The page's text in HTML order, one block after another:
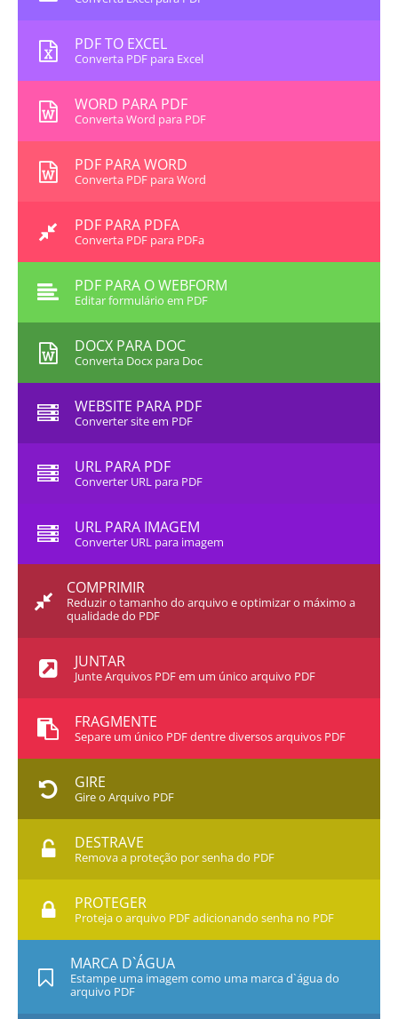
PDF TO EXCEL
Converta PDF para Excel
WORD PARA PDF
Converta Word para PDF
PDF PARA WORD
Converta PDF para Word
PDF PARA PDFA
Converta PDF para PDFa
PDF PARA O WEBFORM
Editar formulário em PDF
DOCX PARA DOC
Converta Docx para Doc
WEBSITE PARA PDF
Converter site em PDF
URL PARA PDF
Converter URL para PDF
URL PARA IMAGEM
Converter URL para imagem
COMPRIMIR
Reduzir o tamanho do arquivo e optimizar o máximo a
qualidade do PDF
JUNTAR
Junte Arquivos PDF em um único arquivo PDF
FRAGMENTE
Separe um único PDF dentre diversos arquivos PDF
GIRE
Gire o Arquivo PDF
DESTRAVE
Remova a proteção por senha do PDF
PROTEGER
Proteja o arquivo PDF adicionando senha no PDF
MARCA D`ÁGUA
Estampe uma imagem como uma marca d`água do
arquivo PDF